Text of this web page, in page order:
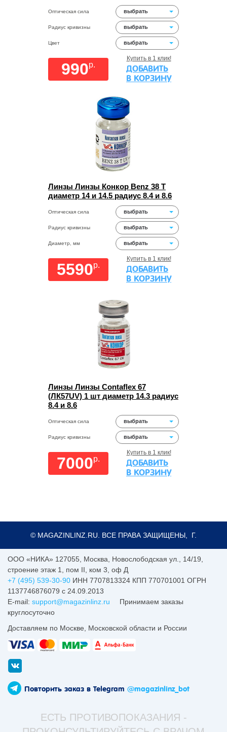
Оптическая сила выбрать
Радиус кривизны выбрать
Цвет выбрать
990p.
Купить в 1 клик!
ДОБАВИТЬ
В КОРЗИНУ
Линзы Линзы Конкор Benz 38 Т
диаметр 14 и 14.5 радиус 8.4 и 8.6
Оптическая сила выбрать
Радиус кривизны выбрать
Диаметр, мм выбрать
5590p.
Купить в 1 клик!
ДОБАВИТЬ
В КОРЗИНУ
Линзы Линзы Contaflex 67
(ЛК57UV) 1 шт диаметр 14.3 радиус
8.4 и 8.6
Оптическая сила выбрать
Радиус кривизны выбрать
7000p.
Купить в 1 клик!
ДОБАВИТЬ
В КОРЗИНУ
© MAGAZINLINZ.RU. ВСЕ ПРАВА ЗАЩИЩЕНЫ, Г.
ООО «НИКА» 127055 Москва
Новослободская ул., 14/19,
строение этаж 1, пом II, ком 3, оф Д
+7 (495) 539-30-90 ИНН 7707813324 КПП 770701001 ОГРН
1137746876079 с 24.09.2013
E-mail: support@magazinlinz.ru
Принимаем заказы
круглосуточно
Доставляем по Москве, Московской области и России
Повторить заказ в Telegram @magazinlinz_bot
ЕСТЬ ПРОТИВОПОКАЗАНИЯ -